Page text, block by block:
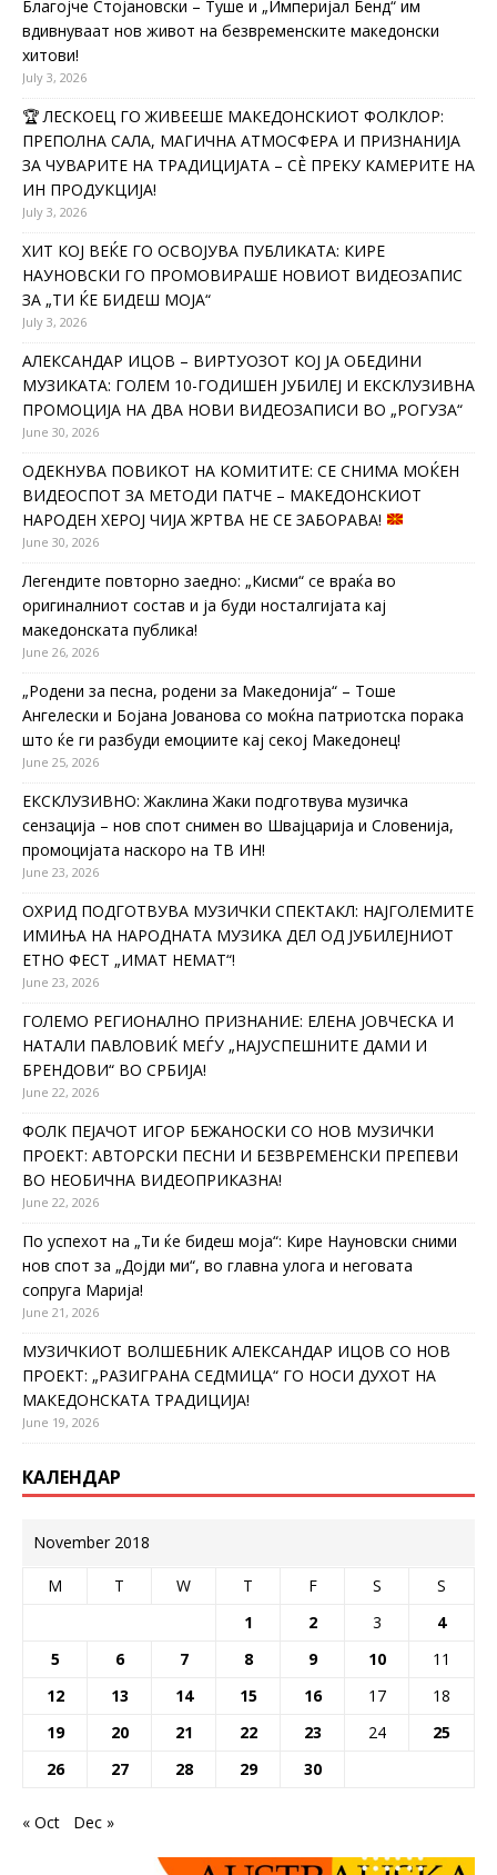
Благојче Стојановски – Туше и „Империјал Бенд“ им
вдивнуваат нов живот на безвременските македонски
хитови!
July 3, 2026
🏆 ЛЕСКОЕЦ ГО ЖИВЕЕШЕ МАКЕДОНСКИОТ ФОЛКЛОР:
ПРЕПОЛНА САЛА, МАГИЧНА АТМОСФЕРА И ПРИЗНАНИЈА
ЗА ЧУВАРИТЕ НА ТРАДИЦИЈАТА – СÈ ПРЕКУ КАМЕРИТЕ НА
ИН ПРОДУКЦИЈА!
July 3, 2026
ХИТ КОЈ ВЕЌЕ ГО ОСВОЈУВА ПУБЛИКАТА: КИРЕ
НАУНОВСКИ ГО ПРОМОВИРАШЕ НОВИОТ ВИДЕОЗАПИС
ЗА „ТИ ЌЕ БИДЕШ МОЈА“
July 3, 2026
АЛЕКСАНДАР ИЦОВ – ВИРТУОЗОТ КОЈ ЈА ОБЕДИНИ
МУЗИКАТА: ГОЛЕМ 10-ГОДИШЕН ЈУБИЛЕЈ И ЕКСКЛУЗИВНА
ПРОМОЦИЈА НА ДВА НОВИ ВИДЕОЗАПИСИ ВО „РОГУЗА“
June 30, 2026
ОДЕКНУВА ПОВИКОТ НА КОМИТИТЕ: СЕ СНИМА МОЌЕН
ВИДЕОСПОТ ЗА МЕТОДИ ПАТЧЕ – МАКЕДОНСКИОТ
НАРОДЕН ХЕРОЈ ЧИЈА ЖРТВА НЕ СЕ ЗАБОРАВА!
June 30, 2026
Легендите повторно заедно: „Кисми“ се враќа во
оригиналниот состав и ја буди носталгијата кај
македонската публика!
June 26, 2026
„Родени за песна, родени за Македонија“ – Тоше
Ангелески и Бојана Јованова со моќна патриотска порака
што ќе ги разбуди емоциите кај секој Македонец!
June 25, 2026
ЕКСКЛУЗИВНО: Жаклина Жаки подготвува музичка
сензација – нов спот снимен во Швајцарија и Словенија,
промоцијата наскоро на ТВ ИН!
June 23, 2026
ОХРИД ПОДГОТВУВА МУЗИЧКИ СПЕКТАКЛ: НАЈГОЛЕМИТЕ
ИМИЊА НА НАРОДНАТА МУЗИКА ДЕЛ ОД ЈУБИЛЕЈНИОТ
ЕТНО ФЕСТ „ИМАТ НЕМАТ“!
June 23, 2026
ГОЛЕМО РЕГИОНАЛНО ПРИЗНАНИЕ: ЕЛЕНА ЈОВЧЕСКА И
НАТАЛИ ПАВЛОВИЌ МЕЃУ „НАЈУСПЕШНИТЕ ДАМИ И
БРЕНДОВИ“ ВО СРБИЈА!
June 22, 2026
ФОЛК ПЕЈАЧОТ ИГОР БЕЖАНОСКИ СО НОВ МУЗИЧКИ
ПРОЕКТ: АВТОРСКИ ПЕСНИ И БЕЗВРЕМЕНСКИ ПРЕПЕВИ
ВО НЕОБИЧНА ВИДЕОПРИКАЗНА!
June 22, 2026
По успехот на „Ти ќе бидеш моја“: Кире Науновски сними
нов спот за „Дојди ми“, во главна улога и неговата
сопруга Марија!
June 21, 2026
МУЗИЧКИОТ ВОЛШЕБНИК АЛЕКСАНДАР ИЦОВ СО НОВ
ПРОЕКТ: „РАЗИГРАНА СЕДМИЦА“ ГО НОСИ ДУХОТ НА
МАКЕДОНСКАТА ТРАДИЦИЈА!
June 19, 2026
КАЛЕНДАР
November 2018
M T W T F S
S
1
2 3
4
5
6 7 8 9 10
11
12
13 14 15 16 17
18
19
20 21 22 23 24
25
26
27 28 29 30
« Oct Dec »